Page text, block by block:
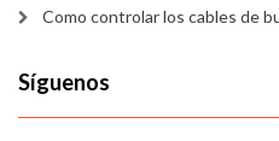
Como controlar los cables de
Síguenos